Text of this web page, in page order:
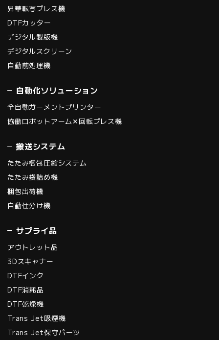
昇華転写プレス機
DTFカッター
デジタル製版機
デジタルスクリーン
自動前処理機
自動化ソリューション
全自動ガーメントプリンター
協働ロボットアーム✕回転プレス機
搬送システム
たたみ梱包圧縮システム
たたみ袋詰め機
梱包出荷機
自動仕分け機
サプライ品
アウトレット品
3Dスキャナー
DTFインク
DTF消耗品
DTF乾燥機
Trans Jet吸煙機
Trans Jet保守パーツ